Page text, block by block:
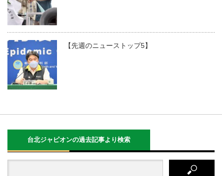
【先週のニューストップ5】
台北ジャピオンの過去記事より検索